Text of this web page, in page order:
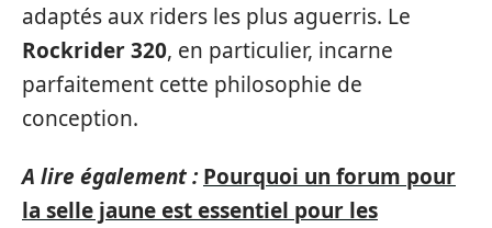
adaptés aux riders les plus aguerris. Le
Rockrider 320, en particulier, incarne
parfaitement cette philosophie de
conception.
A lire également : Pourquoi un forum pour
la selle jaune est essentiel pour les